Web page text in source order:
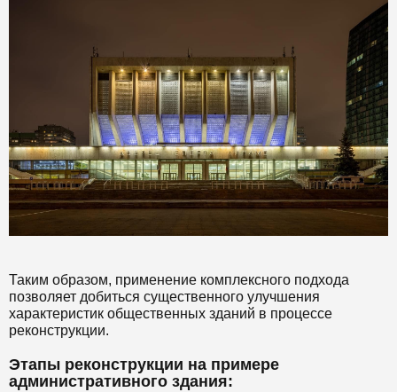
Таким образом, применение комплексного подхода
позволяет добиться существенного улучшения
характеристик общественных зданий в процессе
реконструкции.
Этапы реконструкции на примере
административного здания: